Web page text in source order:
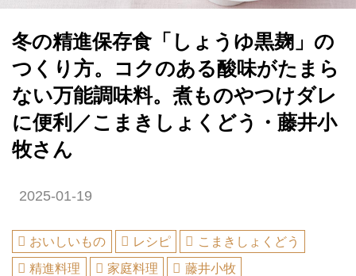
冬の精進保存食「しょうゆ黒麹」の
つくり方。コクのある酸味がたまら
ない万能調味料。煮ものやつけダレ
に便利／こまきしょくどう・藤井小
牧さん
2025-01-19
おいしいもの レシピ
こまきしょくどう
精進料理
家庭料理 藤井小牧